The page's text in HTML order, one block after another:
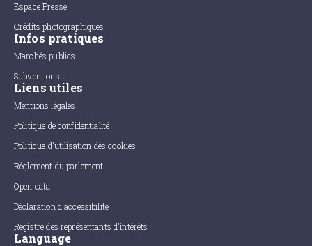
Espace Presse
Crédits photographiques
Infos pratiques
Marchés publics
Subventions
Liens utiles
Mentions légales
Politique de confidentialité
Politique d'utilisation des cookies
Règlement du parlement
Open data
Déclaration d'accessibilité
Registre des représentants d'intérêts
Language